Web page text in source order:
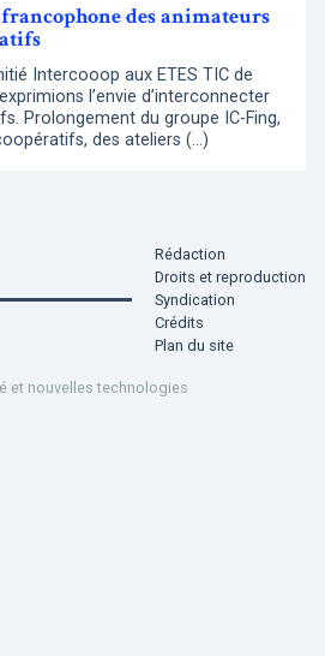
des animateurs
Intercooop aux ETES TIC de
l’envie d’interconnecter
Prolongement du groupe IC-Fing,
des ateliers (…)
Rédaction
Droits et reproduction
Syndication
Crédits
Plan du site
et nouvelles technologies